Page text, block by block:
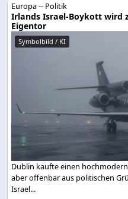
Europa -- Politik
Irlands Israel-Boykott wird
Eigentor
Symbolbild / KI
Dublin kaufte einen
aber offenbar aus politischen
Israel...